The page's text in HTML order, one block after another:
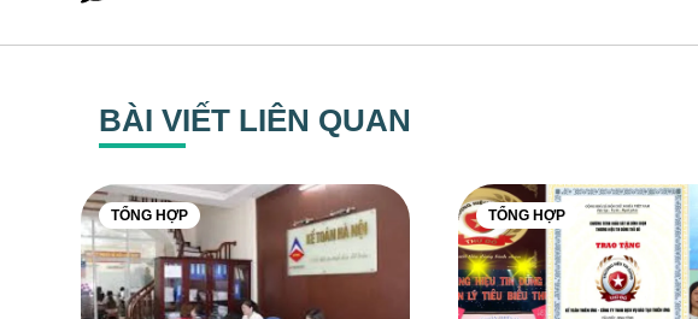
BÀI VIẾT LIÊN QUAN
TỔNG HỢP TỔNG HỢP